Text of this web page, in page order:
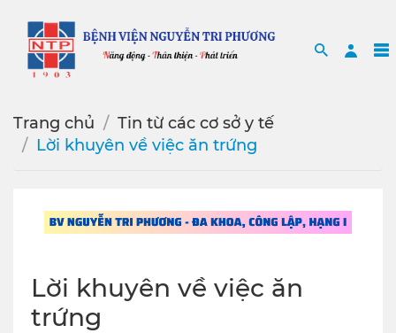
Search
Trang chủ
Tin từ các cơ sở y tế
Lời khuyên về việc ăn trứng
Lời khuyên về việc ăn
trứng